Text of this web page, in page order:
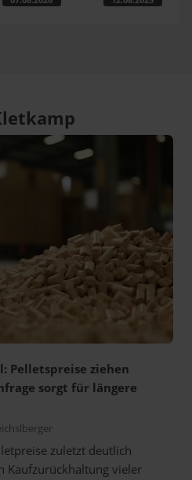
Pelletspreise ziehen
sorgt für längere
zuletzt deutlich
Kaufzurückhaltung vieler